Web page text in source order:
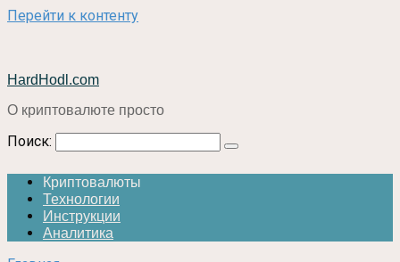
Перейти к контенту
HardHodl.com
О криптовалюте просто
Поиск:
Криптовалюты
Технологии
Инструкции
Аналитика